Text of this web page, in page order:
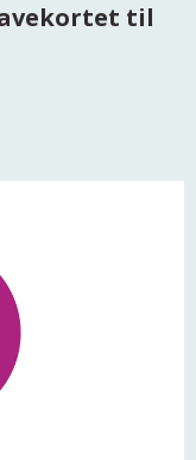
til